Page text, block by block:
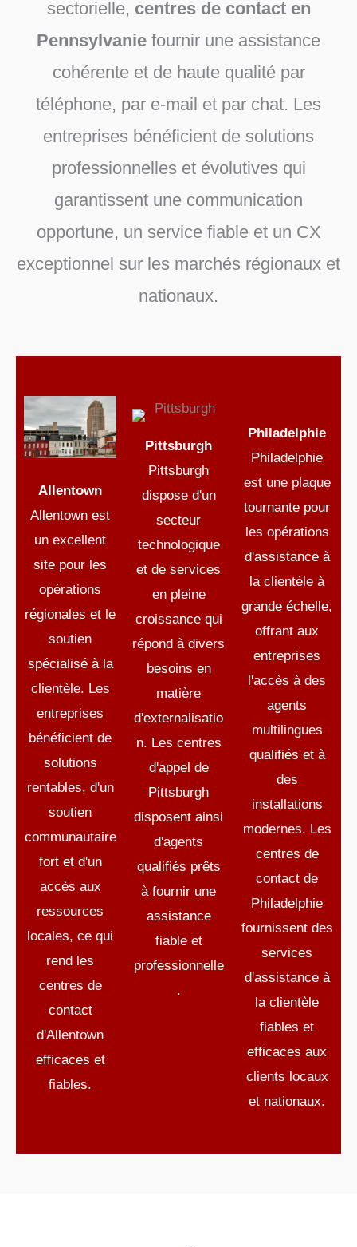
sectorielle, centres de contact en
Pennsylvanie fournir une assistance
cohérente et de haute qualité par
téléphone, par e-mail et par chat. Les
entreprises bénéficient de solutions
professionnelles et évolutives qui
garantissent une communication
opportune, un service fiable et un CX
exceptionnel sur les marchés régionaux et
nationaux.
Allentown
Allentown est
un excellent
site pour les
opérations
régionales et le
soutien
spécialisé à la
clientèle. Les
entreprises
bénéficient de
solutions
rentables, d'un
soutien
communautaire
fort et d'un
accès aux
ressources
locales, ce qui
rend les
centres de
contact
d'Allentown
efficaces et
fiables.
Pittsburgh
Pittsburgh
dispose d'un
secteur
technologique
et de services
en pleine
croissance qui
répond à divers
besoins en
matière
d'externalisatio
n. Les centres
d'appel de
Pittsburgh
disposent ainsi
d'agents
qualifiés prêts
à fournir une
assistance
fiable et
professionnelle
.
Philadelphie
Philadelphie
est une plaque
tournante pour
les opérations
d'assistance à
la clientèle à
grande échelle,
offrant aux
entreprises
l'accès à des
agents
multilingues
qualifiés et à
des
installations
modernes. Les
centres de
contact de
Philadelphie
fournissent des
services
d'assistance à
la clientèle
fiables et
efficaces aux
clients locaux
et nationaux.